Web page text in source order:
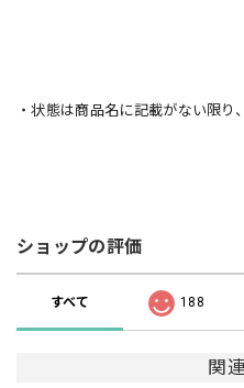
・状態は商品名に記載がない限り
ショップの評価
すべて 188
関